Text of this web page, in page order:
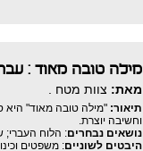
מילה טובה מאוד : עברית לכיתה ד
מאת: צוות מטח .
תיאור: "מילה טובה מאוד" היא
וחשיבה יוצרת.
נושאים נבחרים: הלוח העברי;
היבטים לשוניים: משפטים